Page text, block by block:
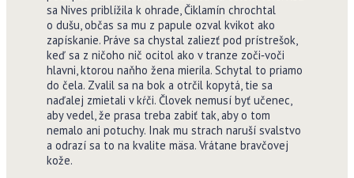
sa Nives priblížila k ohrade, Čiklamín chrochtal
o dušu, občas sa mu z papule ozval kvikot ako
zapískanie. Práve sa chystal zaliezť pod prístrešok,
keď sa z ničoho nič ocitol ako v tranze zoči­‑voči
hlavni, ktorou naňho žena mierila. Schytal to priamo
do čela. Zvalil sa na bok a otrčil kopytá, tie sa
naďalej zmietali v kŕči. Človek nemusí byť učenec,
aby vedel, že prasa treba zabiť tak, aby o tom
nemalo ani potuchy. Inak mu strach naruší svalstvo
a odrazí sa to na kvalite mäsa. Vrátane bravčovej
kože.